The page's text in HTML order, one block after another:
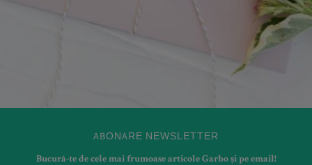
ABONARE NEWSLETTER
Bucură-te de cele mai frumoase articole Garbo și pe email!